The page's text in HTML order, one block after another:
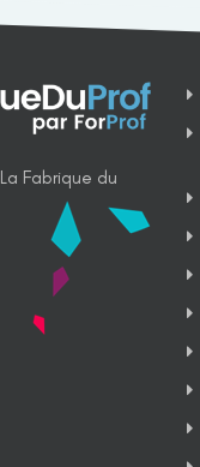
La Fabrique du